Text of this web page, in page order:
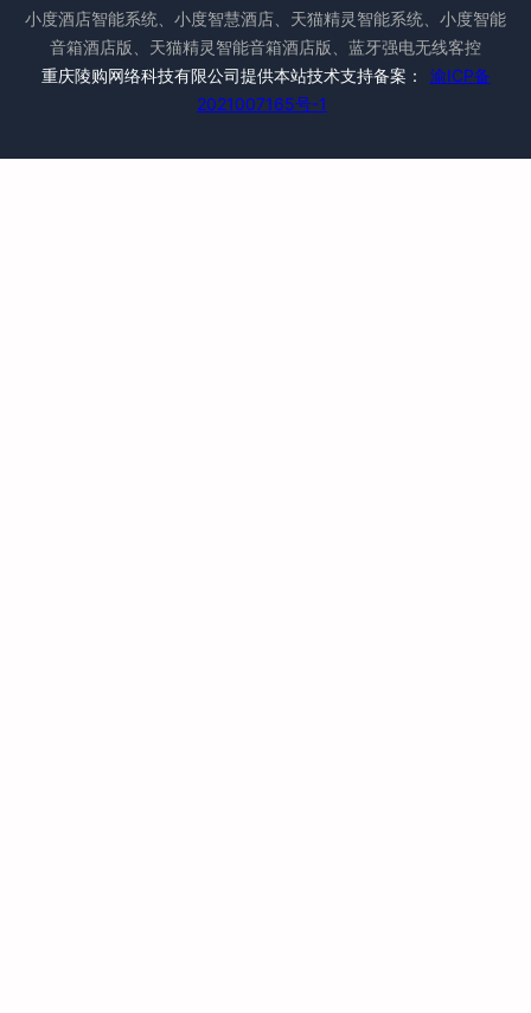
小度酒店智能系统、小度智慧酒店、天猫精灵智能系统、小度智能
音箱酒店版、天猫精灵智能音箱酒店版、蓝牙强电无线客控
重庆陵购网络科技有限公司提供本站技术支持备案：
渝ICP备
2021007165号-1